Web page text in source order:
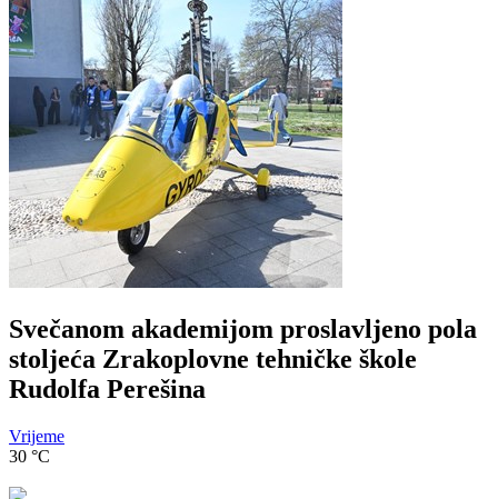
Svečanom akademijom proslavljeno pola
stoljeća Zrakoplovne tehničke škole
Rudolfa Perešina
Vrijeme
30 °C